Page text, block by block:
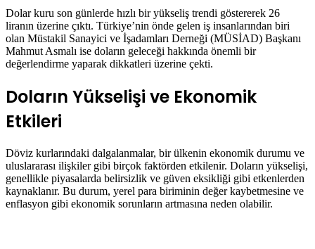
Dolar kuru son günlerde hızlı bir yükseliş trendi göstererek 26
liranın üzerine çıktı. Türkiye’nin önde gelen iş insanlarından biri
olan Müstakil Sanayici ve İşadamları Derneği (MÜSİAD) Başkanı
Mahmut Asmalı ise doların geleceği hakkında önemli bir
değerlendirme yaparak dikkatleri üzerine çekti.
Doların Yükselişi ve Ekonomik
Etkileri
Döviz kurlarındaki dalgalanmalar, bir ülkenin ekonomik durumu ve
uluslararası ilişkiler gibi birçok faktörden etkilenir. Doların yükselişi,
genellikle piyasalarda belirsizlik ve güven eksikliği gibi etkenlerden
kaynaklanır. Bu durum, yerel para biriminin değer kaybetmesine ve
enflasyon gibi ekonomik sorunların artmasına neden olabilir.